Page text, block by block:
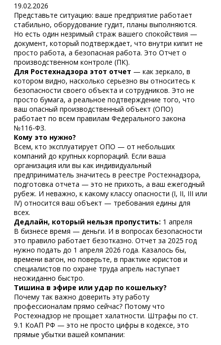
19.02.2026
Представьте ситуацию: ваше предприятие работает
стабильно, оборудование гудит, планы выполняются.
Но есть один незримый страж вашего спокойствия —
документ, который подтверждает, что внутри кипит не
просто работа, а безопасная работа. Это Отчет о
производственном контроле (ПК).
Для Ростехнадзора этот отчет — как зеркало, в
котором видно, насколько серьезно вы относитесь к
безопасности своего объекта и сотрудников. Это не
просто бумага, а реальное подтверждение того, что
ваш опасный производственный объект (ОПО)
работает по всем правилам Федерального закона
№116-ФЗ.
Кому это нужно?
Всем, кто эксплуатирует ОПО — от небольших
компаний до крупных корпораций. Если ваша
организация или вы как индивидуальный
предприниматель значитесь в реестре Ростехнадзора,
подготовка отчета — это не прихоть, а ваш ежегодный
рубеж. И неважно, к какому классу опасности (I, II, III или
IV) относится ваш объект — требования едины для
всех.
Дедлайн, который нельзя пропустить: 1 апреля
В бизнесе время — деньги. И в вопросах безопасности
это правило работает безотказно. Отчет за 2025 год
нужно подать до 1 апреля 2026 года. Казалось бы,
времени вагон, но поверьте, в практике юристов и
специалистов по охране труда апрель наступает
неожиданно быстро.
Тишина в эфире или удар по кошельку?
Почему так важно доверить эту работу
профессионалам прямо сейчас? Потому что
Ростехнадзор не прощает халатности. Штрафы по ст.
9.1 КоАП РФ — это не просто цифры в кодексе, это
прямые убытки вашей компании: